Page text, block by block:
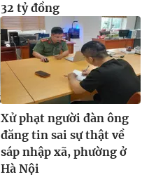
32 tỷ đồng
Xử phạt người đàn ông
đăng tin sai sự thật về
sáp nhập xã, phường ở
Hà Nội